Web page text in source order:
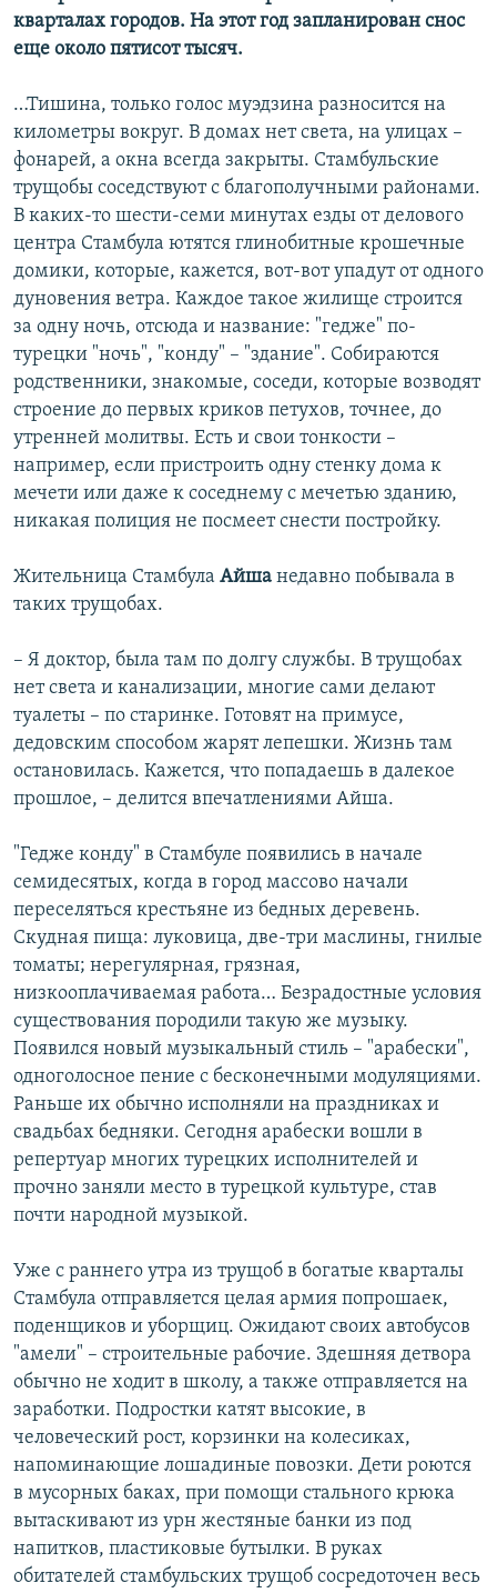
кварталах городов. На этот год запланирован снос
еще около пятисот тысяч.
…Тишина, только голос муэдзина разносится на
километры вокруг. В домах нет света, на улицах –
фонарей, а окна всегда закрыты. Стамбульские
трущобы соседствуют с благополучными районами.
В каких-то шести-семи минутах езды от делового
центра Стамбула ютятся глинобитные крошечные
домики, которые, кажется, вот-вот упадут от одного
дуновения ветра. Каждое такое жилище строится
за одну ночь, отсюда и название: "гедже" по-
турецки "ночь", "конду" – "здание". Собираются
родственники, знакомые, соседи, которые возводят
строение до первых криков петухов, точнее, до
утренней молитвы. Есть и свои тонкости –
например, если пристроить одну стенку дома к
мечети или даже к соседнему с мечетью зданию,
никакая полиция не посмеет снести постройку.
Жительница Стамбула Айша недавно побывала в
таких трущобах.
– Я доктор, была там по долгу службы. В трущобах
нет света и канализации, многие сами делают
туалеты – по старинке. Готовят на примусе,
дедовским способом жарят лепешки. Жизнь там
остановилась. Кажется, что попадаешь в далекое
прошлое, – делится впечатлениями Айша.
"Гедже конду" в Стамбуле появились в начале
семидесятых, когда в город массово начали
переселяться крестьяне из бедных деревень.
Скудная пища: луковица, две-три маслины, гнилые
томаты; нерегулярная, грязная,
низкооплачиваемая работа… Безрадостные условия
существования породили такую же музыку.
Появился новый музыкальный стиль – "арабески",
одноголосное пение с бесконечными модуляциями.
Раньше их обычно исполняли на праздниках и
свадьбах бедняки. Сегодня арабески вошли в
репертуар многих турецких исполнителей и
прочно заняли место в турецкой культуре, став
почти народной музыкой.
Уже с раннего утра из трущоб в богатые кварталы
Стамбула отправляется целая армия попрошаек,
поденщиков и уборщиц. Ожидают своих автобусов
"амели" – строительные рабочие. Здешняя детвора
обычно не ходит в школу, а также отправляется на
заработки. Подростки катят высокие, в
человеческий рост, корзинки на колесиках,
напоминающие лошадиные повозки. Дети роются
в мусорных баках, при помощи стального крюка
вытаскивают из урн жестяные банки из под
напитков, пластиковые бутылки. В руках
обитателей стамбульских трущоб сосредоточен весь